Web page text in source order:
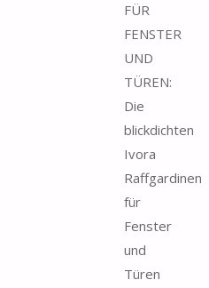
FÜR
FENSTER
UND
TÜREN:
Die
blickdichten
Ivora
Raffgardinen
für
Fenster
und
Türen